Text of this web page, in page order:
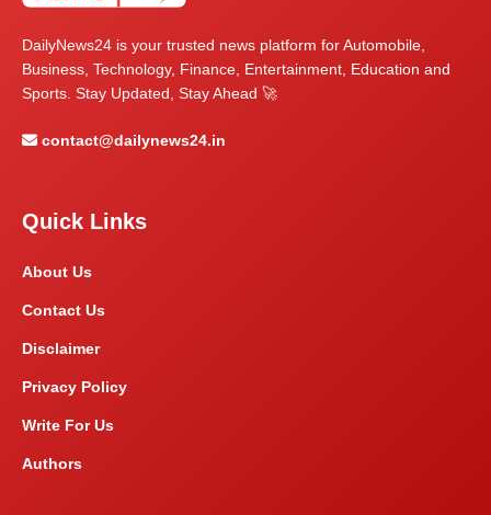
DailyNews24 is your trusted news platform for Automobile,
Business, Technology, Finance, Entertainment, Education and
Sports. Stay Updated, Stay Ahead 🚀
contact@dailynews24.in
Quick Links
About Us
Contact Us
Disclaimer
Privacy Policy
Write For Us
Authors